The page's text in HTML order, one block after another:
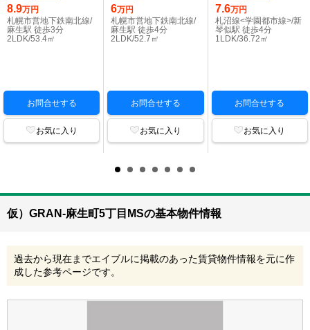
8.9万円
札幌市営地下鉄南北線/
麻生駅 徒歩3分
2LDK/53.4㎡
お問合せする
お気に入り
6万円
札幌市営地下鉄南北線/
麻生駅 徒歩4分
2LDK/52.7㎡
お問合せする
お気に入り
7.6万円
札沼線<学園都市線>/新
琴似駅 徒歩4分
1LDK/36.72㎡
お問合せする
お気に入り
仮）GRAN-麻生町5丁目MSの基本物件情報
過去から現在までエイブルに掲載のあった賃貸物件情報を元に作
成した参考ページです。